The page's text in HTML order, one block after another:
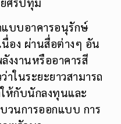
ศรีปทุม
บบอาคารอนุรักษ์
นื่อง ผ่านสื่อต่างๆ อัน
งงานหรืออาคารสี
ในระยะยาวสามารถ
ห้กับนักลงทุนและ
วนการออกแบบ การ